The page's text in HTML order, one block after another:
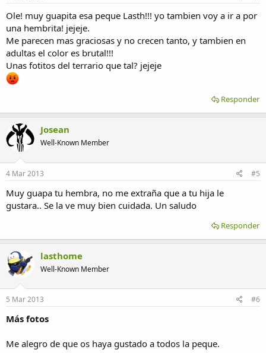
Ole! muy guapita esa peque Lasth!!! yo tambien voy a ir a por
una hembrita! jejeje.
Me parecen mas graciosas y no crecen tanto, y tambien en
adultas el color es brutal!!!
Unas fotitos del terrario que tal? jejeje
Responder
Josean
Well-Known Member
4 Mar 2013 #5
Muy guapa tu hembra, no me extraña que a tu hija le
gustara.. Se la ve muy bien cuidada. Un saludo
Responder
lasthome
Well-Known Member
5 Mar 2013 #6
Más fotos
Me alegro de que os haya gustado a todos la peque.